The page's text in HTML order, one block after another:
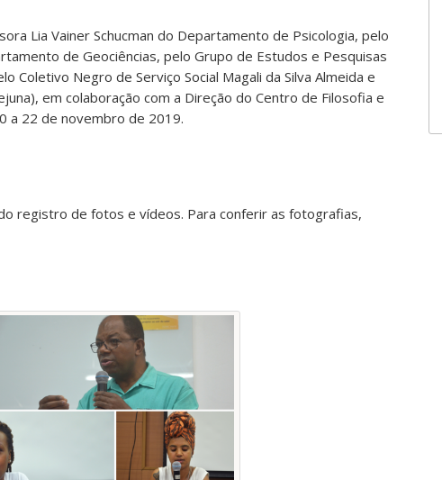
Lia Vainer Schucman do Departamento de Psicologia, pelo
de Geociências, pelo Grupo de Estudos e Pesquisas
Coletivo Negro de Serviço Social Magali da Silva Almeida e
em colaboração com a Direção do Centro de Filosofia e
a 22 de novembro de 2019.
registro de fotos e vídeos. Para conferir as fotografias,